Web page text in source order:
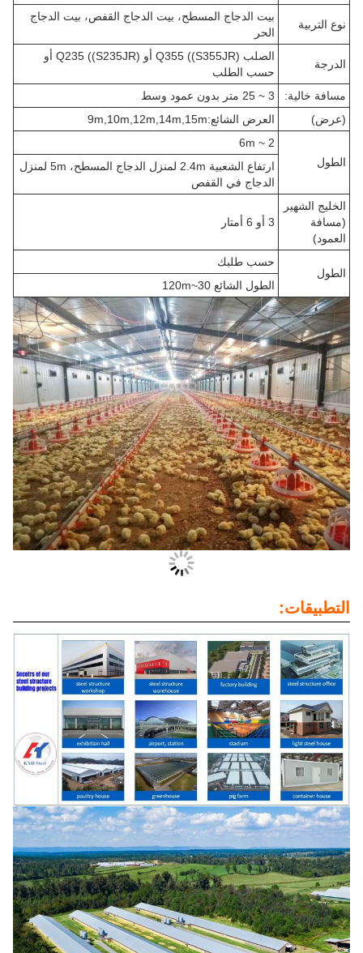
نوع التربية
بيت الدجاج المسطح، بيت الدجاج القفص، بيت الدجاج
الحر
الدرجة
الصلب Q355 ((S355JR) أو Q235 ((S235JR) أو
حسب الطلب
مسافة خالية:
3 ~ 25 متر بدون عمود وسط
(عرض)
العرض الشائع:9m,10m,12m,14m,15m
الطول
2 ~ 6m
ارتفاع الشعبية 2.4m لمنزل الدجاج المسطح، 5m لمنزل
الدجاج في القفص
الخليج الشهير
(مسافة
العمود)
3 أو 6 أمتار
الطول
حسب طلبك
الطول الشائع 30~120m
التطبيقات: